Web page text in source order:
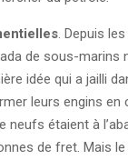
. Depuis
de sous-
idée qui a jailli
leurs engins
neufs étaient à
de fret. Mais